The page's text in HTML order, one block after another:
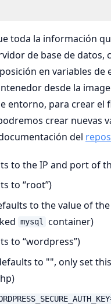
toda la información
de base de datos,
en variables de
desde la
entorno, para crear el
crear nuevas
del
to the IP and port of
to “root”)
to the value of the
mysql container)
to “wordpress”)
to "", only set